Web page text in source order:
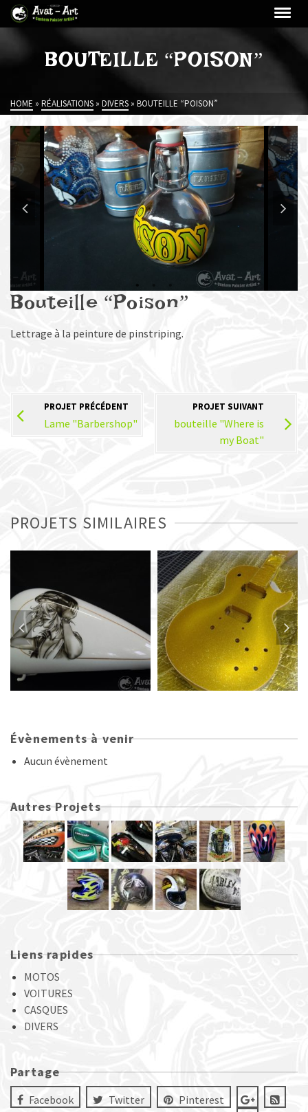
BOUTEILLE “POISON”
HOME » RÉALISATIONS » DIVERS » BOUTEILLE “POISON”
Bouteille “Poison”
Lettrage à la peinture de pinstriping.
PROJET PRÉCÉDENT
Lame "Barbershop"
PROJET SUIVANT
bouteille "Where is
my Boat"
PROJETS SIMILAIRES
Évènements à venir
Aucun évènement
Autres Projets
Liens rapides
MOTOS
VOITURES
CASQUES
DIVERS
Partage
Facebook Twitter Pinterest